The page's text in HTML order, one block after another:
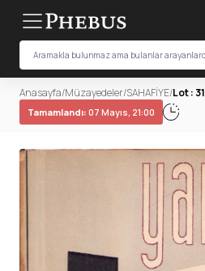
Anasayfa/Müzayedeler/SAHAFİYE/Lot : 31
Tamamlandı: 07 Mayıs, 21:00